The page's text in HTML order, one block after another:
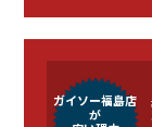
ガイソー福島店
が